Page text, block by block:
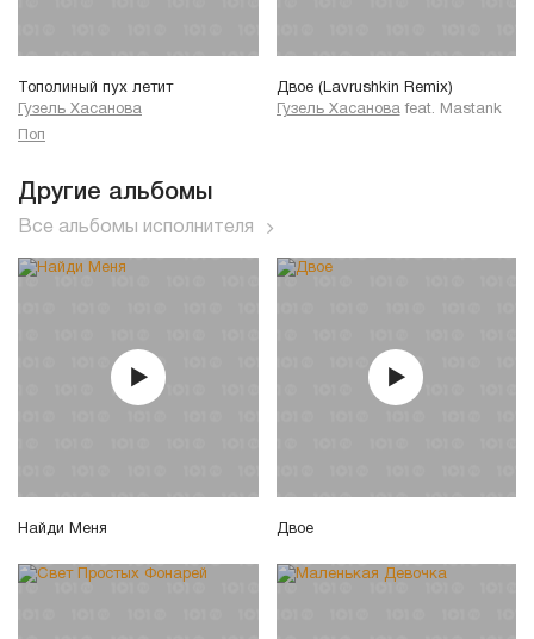
Тополиный пух летит
Гузель Хасанова
Поп
Двое (Lavrushkin Remix)
Гузель Хасанова feat. Mastank
Другие альбомы
Все альбомы исполнителя
Найди Меня Двое